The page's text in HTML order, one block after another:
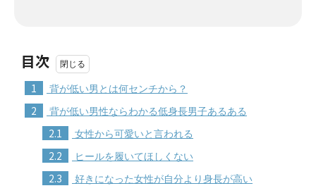
目次
1 背が低い男とは何センチから？
2 背が低い男性ならわかる低身長男子あるある
2.1 女性から可愛いと言われる
2.2 ヒールを履いてほしくない
2.3 好きになった女性が自分より身長が高い